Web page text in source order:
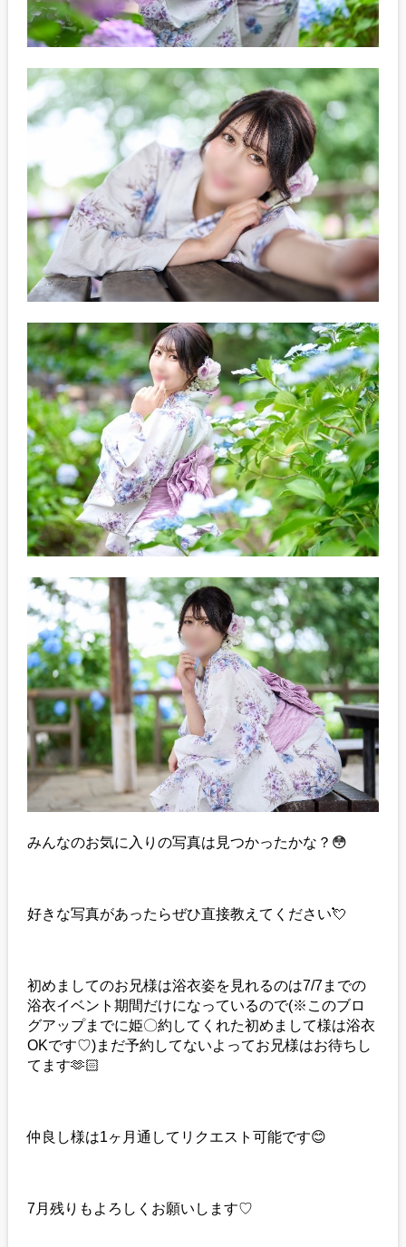
みんなのお気に入りの写真は見つかったかな？😳
好きな写真があったらぜひ直接教えてください💘
初めましてのお兄様は浴衣姿を見れるのは7/7までの
浴衣イベント期間だけになっているので(※このブロ
グアップまでに姫〇約してくれた初めまして様は浴衣
OKです♡)まだ予約してないよってお兄様はお待ちし
てます🫶🏻
仲良し様は1ヶ月通してリクエスト可能です😊
7月残りもよろしくお願いします♡